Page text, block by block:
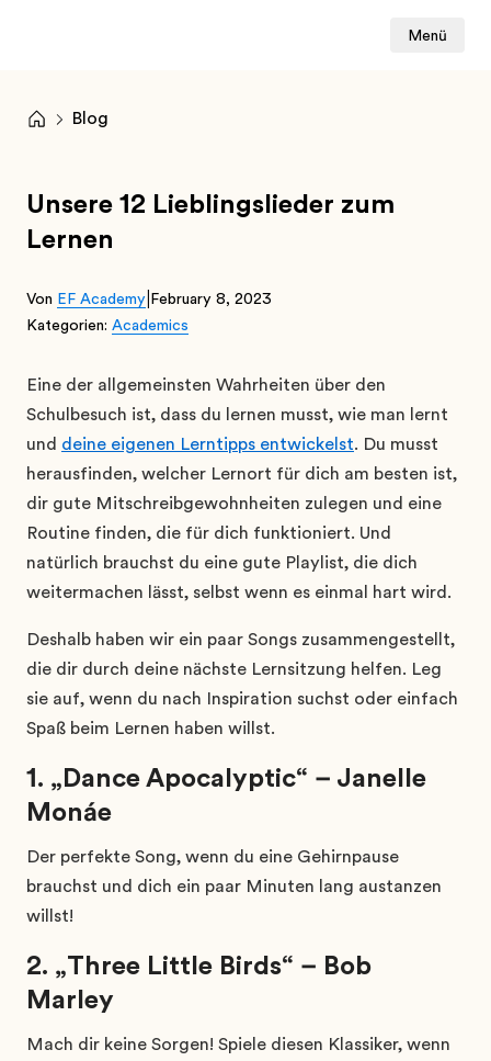
Menü
Blog
Unsere 12 Lieblingslieder zum
Lernen
Von EF Academy February 8, 2023
Kategorien: Academics
Eine der allgemeinsten Wahrheiten über den
Schulbesuch ist, dass du lernen musst, wie man lernt
und deine eigenen Lerntipps entwickelst. Du musst
herausfinden, welcher Lernort für dich am besten ist,
dir gute Mitschreibgewohnheiten zulegen und eine
Routine finden, die für dich funktioniert. Und
natürlich brauchst du eine gute Playlist, die dich
weitermachen lässt, selbst wenn es einmal hart wird.
Deshalb haben wir ein paar Songs zusammengestellt,
die dir durch deine nächste Lernsitzung helfen. Leg
sie auf, wenn du nach Inspiration suchst oder einfach
Spaß beim Lernen haben willst.
1. „Dance Apocalyptic“ – Janelle
Monáe
Der perfekte Song, wenn du eine Gehirnpause
brauchst und dich ein paar Minuten lang austanzen
willst!
2. „Three Little Birds“ – Bob
Marley
Mach dir keine Sorgen! Spiele diesen Klassiker, wenn